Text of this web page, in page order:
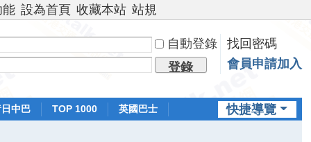
能 設為首頁 收藏本站 站規
自動登錄
找回密碼
登錄
會員申請加入
快捷導覽
中巴 TOP 1000
英國巴士